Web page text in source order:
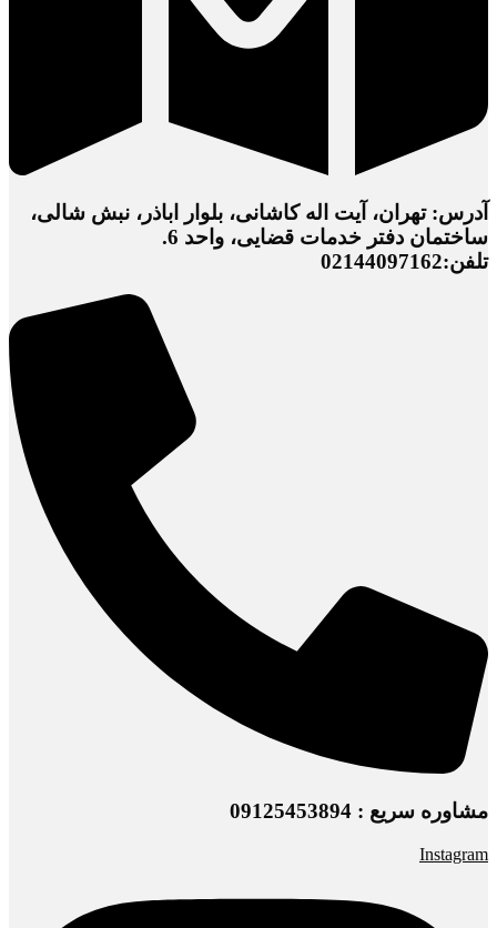
آدرس: تهران، آیت اله کاشانی، بلوار اباذر، نبش شالی،
ساختمان دفتر خدمات قضایی، واحد 6.
تلفن:02144097162
مشاوره سریع : 09125453894
Instagram